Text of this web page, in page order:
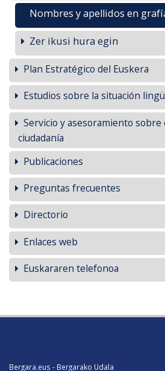
Nombres y apellidos en
Zer ikusi hura egin
Plan Estratégico del Euskera
Estudios sobre la situación
Servicio y asesoramiento sobre
ciudadanía
Publicaciones
Preguntas frecuentes
Directorio
Enlaces web
Euskararen telefonoa
Bergara.eus - Bergarako Udala